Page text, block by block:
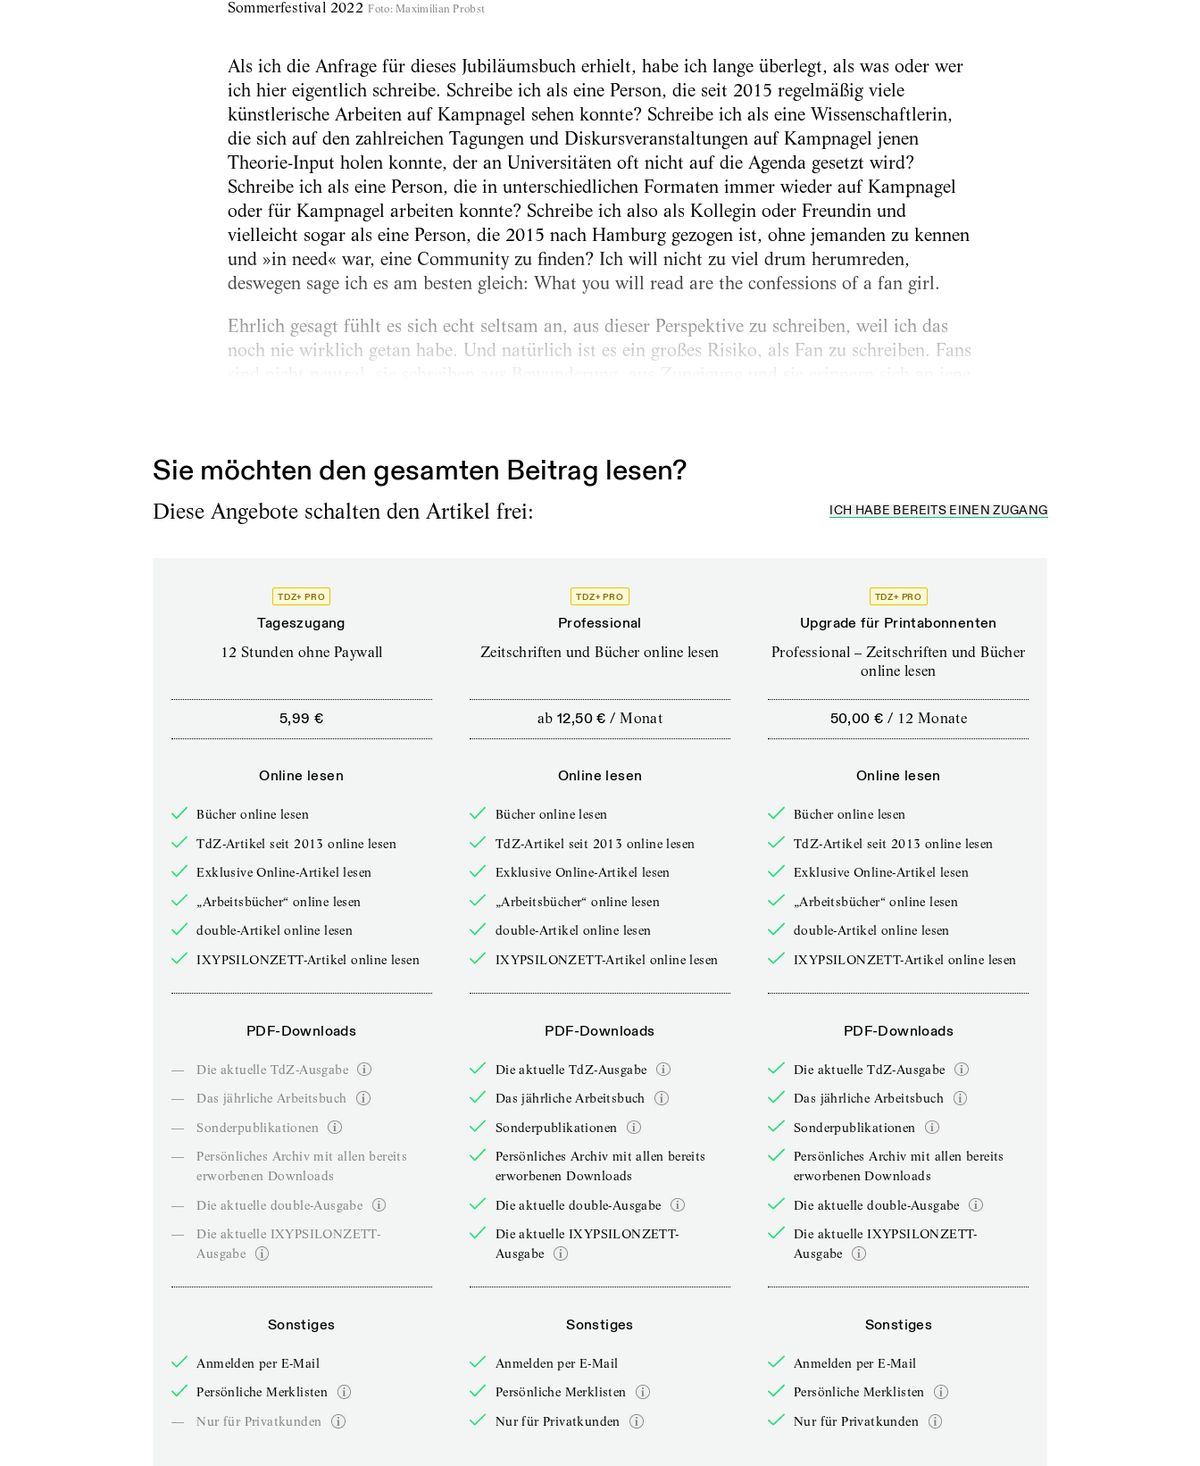
Sommerfestival 2022 Foto: Maximilian Probst
Als ich die Anfrage für dieses Jubiläumsbuch erhielt, habe ich lange überlegt, als was oder wer
ich hier eigentlich schreibe. Schreibe ich als eine Person, die seit 2015 regelmäßig viele
künstlerische Arbeiten auf Kampnagel sehen konnte? Schreibe ich als eine Wissenschaftlerin,
die sich auf den zahlreichen Tagungen und Diskursveranstaltungen auf Kampnagel jenen
Theorie-Input holen konnte, der an Universitäten oft nicht auf die Agenda gesetzt wird?
Schreibe ich als eine Person, die in unterschiedlichen Formaten immer wieder auf Kampnagel
oder für Kampnagel arbeiten konnte? Schreibe ich also als Kollegin oder Freundin und
vielleicht sogar als eine Person, die 2015 nach Hamburg gezogen ist, ohne jemanden zu kennen
und »in need« war, eine Community zu finden? Ich will nicht zu viel drum herumreden,
deswegen sage ich es am besten gleich: What you will read are the confessions of a fan girl.
Ehrlich gesagt fühlt es sich echt seltsam an, aus dieser Perspektive zu schreiben, weil ich das
noch nie wirklich getan habe. Und natürlich ist es ein großes Risiko, als Fan zu schreiben. Fans
Sie möchten den gesamten Beitrag lesen?
Diese Angebote schalten den Artikel frei: ICH HABE BEREITS EINEN ZUGANG
TDZ+ PRO
Tageszugang
12 Stunden ohne Paywall
5,99 €
Online lesen
Bücher online lesen
TdZ-Artikel seit 2013 online lesen
Exklusive Online-Artikel lesen
„Arbeitsbücher“ online lesen
double-Artikel online lesen
IXYPSILONZETT-Artikel online lesen
PDF-Downloads
—
Die aktuelle TdZ-Ausgabe
—
Das jährliche Arbeitsbuch
—
Sonderpublikationen
—
Persönliches Archiv mit allen bereits
erworbenen Downloads
—
Die aktuelle double-Ausgabe
—
Die aktuelle IXYPSILONZETT-
Ausgabe
Sonstiges
Anmelden per E-Mail
Persönliche Merklisten
—
Nur für Privatkunden
TDZ+ PRO
Professional
Zeitschriften und Bücher online lesen
ab 12,50 € /Monat
Online lesen
Bücher online lesen
TdZ-Artikel seit 2013 online lesen
Exklusive Online-Artikel lesen
„Arbeitsbücher“ online lesen
double-Artikel online lesen
IXYPSILONZETT-Artikel online lesen
PDF-Downloads
Die aktuelle TdZ-Ausgabe
Das jährliche Arbeitsbuch
Sonderpublikationen
Persönliches Archiv mit allen bereits
erworbenen Downloads
Die aktuelle double-Ausgabe
Die aktuelle IXYPSILONZETT-
Ausgabe
Sonstiges
Anmelden per E-Mail
Persönliche Merklisten
Nur für Privatkunden
TDZ+ PRO
Upgrade für Printabonnenten
Professional – Zeitschriften und Bücher
online lesen
50,00 € / 12 Monate
Online lesen
Bücher online lesen
TdZ-Artikel seit 2013 online lesen
Exklusive Online-Artikel lesen
„Arbeitsbücher“ online lesen
double-Artikel online lesen
IXYPSILONZETT-Artikel online lesen
PDF-Downloads
Die aktuelle TdZ-Ausgabe
Das jährliche Arbeitsbuch
Sonderpublikationen
Persönliches Archiv mit allen bereits
erworbenen Downloads
Die aktuelle double-Ausgabe
Die aktuelle IXYPSILONZETT-
Ausgabe
Sonstiges
Anmelden per E-Mail
Persönliche Merklisten
Nur für Privatkunden